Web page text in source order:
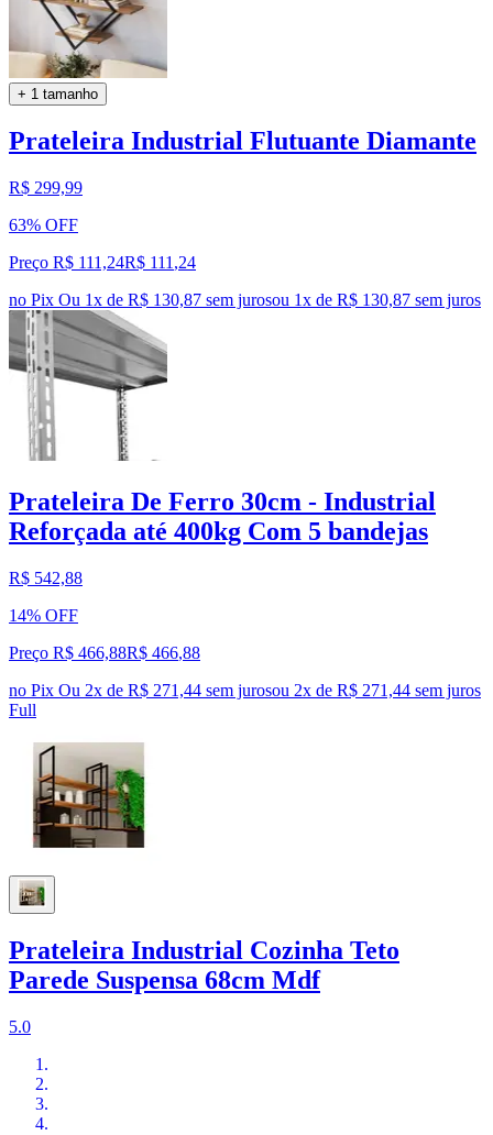
+ 1 tamanho
Prateleira Industrial Flutuante Diamante
R$ 299,99
63% OFF
Preço R$ 111,24R$ 111 ,24
no Pix Ou 1x de R$ 130,87 sem jurosou 1x de R$ 130,87 sem juros
Prateleira De Ferro 30cm - Industrial
Reforçada até 400kg Com 5 bandejas
R$ 542,88
14% OFF
Preço R$ 466,88R$ 466,88
no Pix Ou 2x de R$ 271,44 sem jurosou 2x de R$ 271,44 sem juros
Full
Prateleira Industrial Cozinha Teto
Parede Suspensa 68cm Mdf
5.0